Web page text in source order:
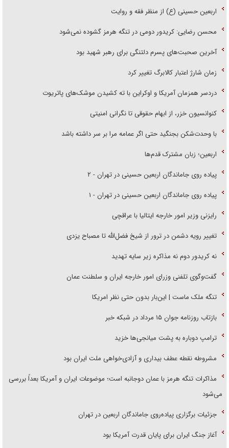
اربعین حسینی (ع) از منظر فقه و روایت
محسن رضایی: کریدور دومی در تنگه هرمز گشوده نمی‌شود
آخرین صحبت‌های پسرم دلتنگی برای رهبر شهید بود
زمان شارژ اعتبار کالابرگ تغییر کرد
دردسر همزمان آمریکا و اوکراین با ته کشیدن موشک‌های پاتریوت
کنوانسیون خزر، از ابهام حقوقی تا نگرانی امنیتی
با وحدت‌شکن بجنگید حتی اگر عمامه مرا بر سر داشته باشد
اربعین؛ زبان مشترک قدم‌ها
پیاده روی جاماندگان اربعین حسینی در تهران - ۲
پیاده روی جاماندگان اربعین حسینی در تهران - ۱
رایزنی وزیر امور خارجه ایتالیا با عراقچی
تغییر رویه دشمن در ترور از شیخ فضل‌الله تا مصباح یزدی
نه کریدور دوم نه مذاکره زیر سایه تهدید
گفت‌وگوی تلفنی وزرای امور خارجه ایران و سلطنت عمان
تنگه ملک ماست | این‌بار بدون حتی نظر امریکا
بازتاب روزنامه جوان ۱۵ مرداد در شبکه خبر
ترامپ دوباره به پشت میانجی‌ها خزید
مشروطه نقطه عطف بیداری و آزادی‌خواهی ملت ایران بود
مذاکرات تنگه هرمز با عمان دوجانبه است؛ موضوعات ایران و آمریکا بعداً بررسی
می‌شود
جزئیات برگزاری پیاده‌روی جاماندگان اربعین در تهران
آغاز جنگ ایران برای پایان قدرت آمریکا بود